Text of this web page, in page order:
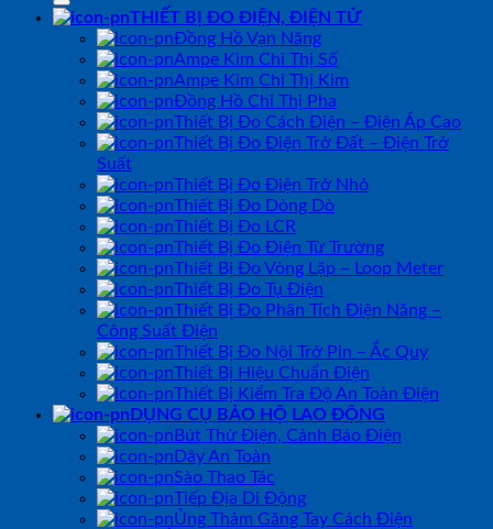
THIẾT BỊ ĐO ĐIỆN, ĐIỆN TỬ
Đồng Hồ Vạn Năng
Ampe Kìm Chỉ Thị Số
Ampe Kìm Chỉ Thị Kim
Đồng Hồ Chỉ Thị Pha
Thiết Bị Đo Cách Điện – Điện Áp Cao
Thiết Bị Đo Điện Trở Đất – Điện Trở
Suất
Thiết Bị Đo Điện Trở Nhỏ
Thiết Bị Đo Dòng Dò
Thiết Bị Đo LCR
Thiết Bị Đo Điện Từ Trường
Thiết Bị Đo Vòng Lặp – Loop Meter
Thiết Bị Đo Tụ Điện
Thiết Bị Đo Phân Tích Điện Năng –
Công Suất Điện
Thiết Bị Đo Nội Trở Pin – Ắc Quy
Thiết Bị Hiệu Chuẩn Điện
Thiết Bị Kiểm Tra Độ An Toàn Điện
DỤNG CỤ BẢO HỘ LAO ĐỘNG
Bút Thử Điện, Cảnh Báo Điện
Dây An Toàn
Sào Thao Tác
Tiếp Địa Di Động
Ủng Thảm Găng Tay Cách Điện